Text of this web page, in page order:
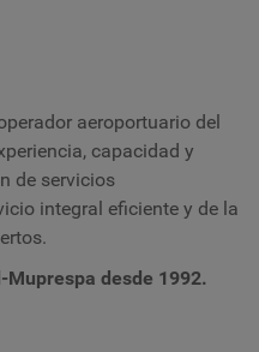
aeroportuario del
capacidad y
de servicios
integral eficiente y de la
Muprespa desde 1992.